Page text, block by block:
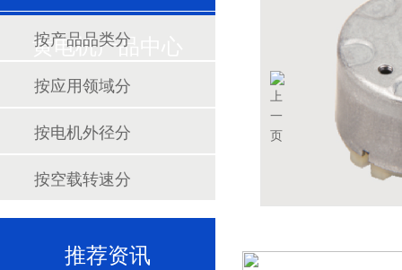
黄电机产品中心
按产品品类分
按应用领域分
按电机外径分
按空载转速分
推荐资讯